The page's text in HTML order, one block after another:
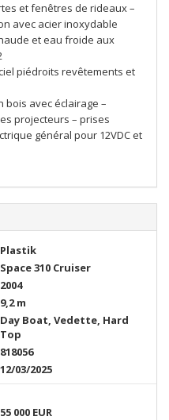
et fenêtres de rideaux –
avec acier inoxydable
et eau froide aux
piédroits revêtements et
bois avec éclairage –
projecteurs – prises
général pour 12VDC et
Plastik
Space 310 Cruiser
2004
9,2 m
Day Boat, Vedette, Hard
Top
818056
12/03/2025
55 000 EUR